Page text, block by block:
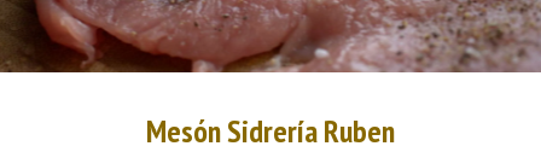
Mesón Sidrería Ruben